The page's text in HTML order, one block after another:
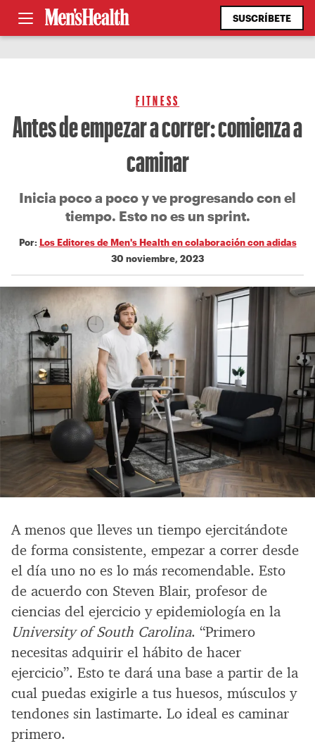
SUSCRÍBETE
FITNESS
Antes de empezar a correr: comienza a
caminar
Inicia poco a poco y ve progresando con el
tiempo. Esto no es un sprint.
Por: Los Editores de Men's Health en colaboración con adidas
30 noviembre, 2023
A menos que lleves un tiempo ejercitándote
de forma consistente, empezar a correr desde
el día uno no es lo más recomendable. Esto
de acuerdo con Steven Blair, profesor de
ciencias del ejercicio y epidemiología en la
University of South Carolina. “Primero
necesitas adquirir el hábito de hacer
ejercicio”. Esto te dará una base a partir de la
cual puedas exigirle a tus huesos, músculos y
tendones sin lastimarte. Lo ideal es caminar
primero.